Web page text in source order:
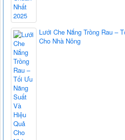
Lưới Che Nắng Trồng Rau –
Cho Nhà Nông